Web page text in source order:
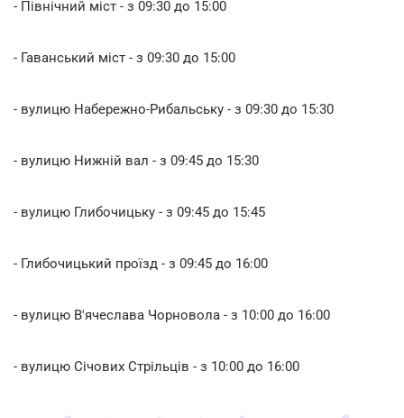
- Північний міст - з 09:30 до 15:00
- Гаванський міст - з 09:30 до 15:00
- вулицю Набережно-Рибальську - з 09:30 до 15:30
- вулицю Нижній вал - з 09:45 до 15:30
- вулицю Глибочицьку - з 09:45 до 15:45
- Глибочицький проїзд - з 09:45 до 16:00
- вулицю В'ячеслава Чорновола - з 10:00 до 16:00
- вулицю Січових Стрільців - з 10:00 до 16:00